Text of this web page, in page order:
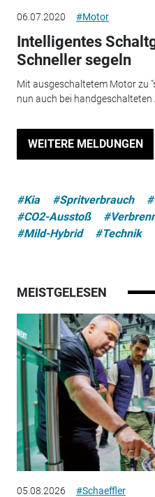
06.07.2020 #Motor
Intelligentes
Schneller segeln
Mit ausgeschaltetem Motor zu
nun auch bei handgeschalteten
WEITERE MELDUNGEN
#Kia #Spritverbrauch
#CO2-Ausstoß
#Mild-Hybrid
#Technik
MEISTGELESEN
05.08.2026 #Schaeffler